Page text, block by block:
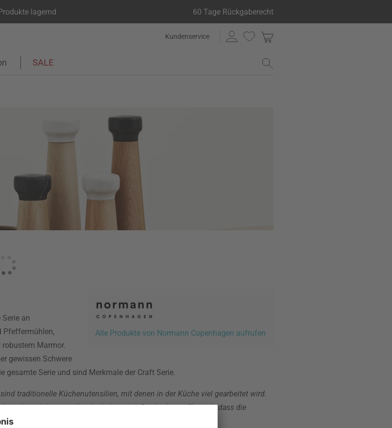
lagernd 60 Tage Rückgaberecht
Kundenservice
SALE
Alle Produkte von Normann Copenhagen aufrufen
an
Pfeffermühlen,
Marmor.
gewissen Schwere
gesamte Serie und sind Merkmale der Craft Serie.
traditionelle Küchenutensilien, mit denen in der Küche viel gearbeitet wird.
diese Arbeit von Hand erledigt wird. Das bedeutet für mich, dass die
Marmor und Eiche in idealer Weise gerecht."